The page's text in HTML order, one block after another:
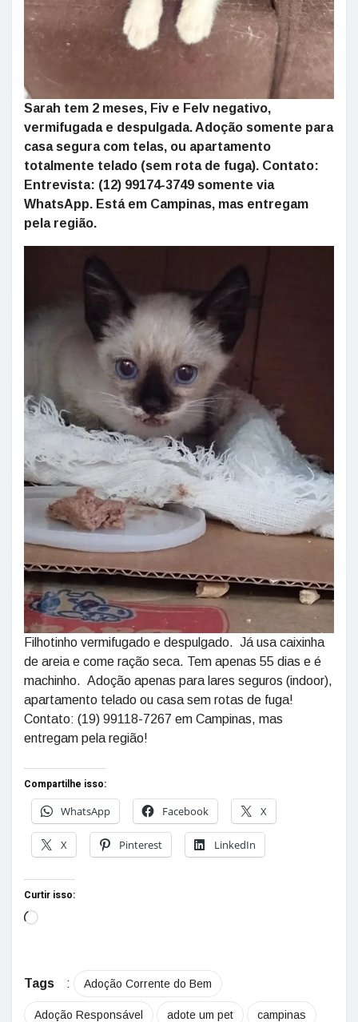
Sarah tem 2 meses, Fiv e Felv negativo,
vermifugada e despulgada. Adoção somente para
casa segura com telas, ou apartamento
totalmente telado (sem rota de fuga). Contato:
Entrevista: (12) 99174-3749 somente via
WhatsApp. Está em Campinas, mas entregam
pela região.
Filhotinho vermifugado e despulgado. Já usa caixinha
de areia e come ração seca. Tem apenas 55 dias e é
machinho. Adoção apenas para lares seguros (indoor),
apartamento telado ou casa sem rotas de fuga!
Contato: (19) 99118-7267 em Campinas, mas
entregam pela região!
Compartilhe isso:
WhatsApp
Facebook X
X Pinterest LinkedIn
Curtir isso:
Tags : Adoção Corrente do Bem
Adoção Responsável adote um pet campinas